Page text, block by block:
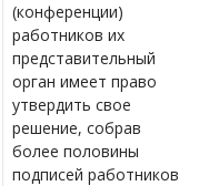
(конференции)
работников их
представительный
орган имеет право
утвердить свое
решение, собрав
более половины
подписей работников